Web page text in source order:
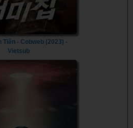
Tiền - Cobweb (2023) -
Vietsub